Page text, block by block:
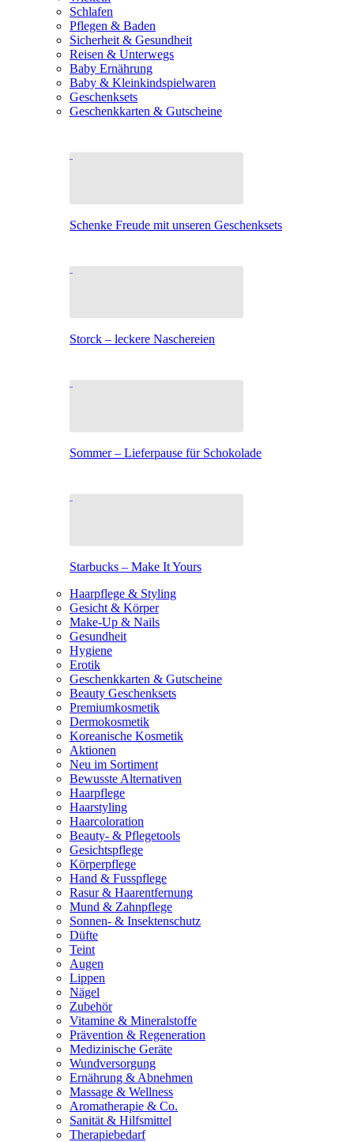
Schlafen
Pflegen & Baden
Sicherheit & Gesundheit
Reisen & Unterwegs
Baby Ernährung
Baby & Kleinkindspielwaren
Geschenksets
Geschenkkarten & Gutscheine
Schenke Freude mit unseren Geschenksets
Storck – leckere Naschereien
Sommer – Lieferpause für Schokolade
Starbucks – Make It Yours
Haarpflege & Styling
Gesicht & Körper
Make-Up & Nails
Gesundheit
Hygiene
Erotik
Geschenkkarten & Gutscheine
Beauty Geschenksets
Premiumkosmetik
Dermokosmetik
Koreanische Kosmetik
Aktionen
Neu im Sortiment
Bewusste Alternativen
Haarpflege
Haarstyling
Haarcoloration
Beauty- & Pflegetools
Gesichtspflege
Körperpflege
Hand & Fusspflege
Rasur & Haarentfernung
Mund & Zahnpflege
Sonnen- & Insektenschutz
Düfte
Teint
Augen
Lippen
Nägel
Zubehör
Vitamine & Mineralstoffe
Prävention & Regeneration
Medizinische Geräte
Wundversorgung
Ernährung & Abnehmen
Massage & Wellness
Aromatherapie & Co.
Sanität & Hilfsmittel
Therapiebedarf